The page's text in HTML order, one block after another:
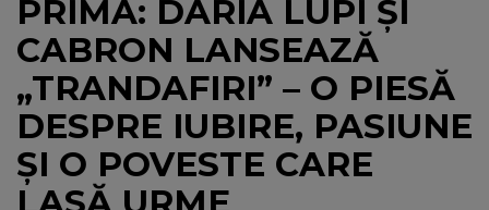
CÂȘTIGĂ
HOT 30
DANCEFLOOR CHART
RADIO ACADEMY
PRIMA: DARIA LUPI ȘI
CABRON LANSEAZĂ
„TRANDAFIRI” – O PIESĂ
DESPRE IUBIRE, PASIUNE
ȘI O POVESTE CARE